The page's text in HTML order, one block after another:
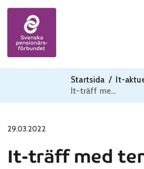
Skip to content
Startsida / It-
It-träff med temat tryggt och säkert på nätet
29.03.2022
It-träff med